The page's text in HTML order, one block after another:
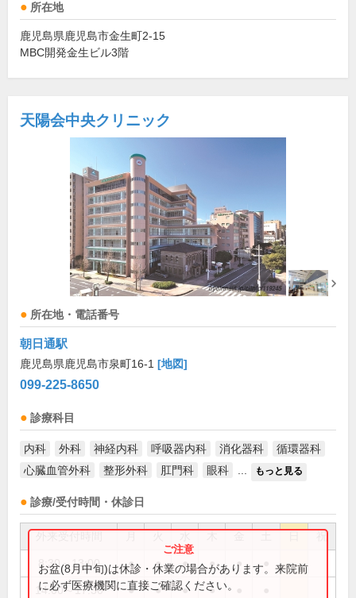
所在地
鹿児島県鹿児島市金生町2-15
MBC開発金生ビル3階
天陽会中央クリニック
所在地・電話番号
朝日通駅
鹿児島県鹿児島市泉町16-1 [地図]
099-225-8650
診療科目
内科 外科 神経内科 呼吸器内科 消化器科
循環器科
心臓血管外科
整形外科 肛門科 眼科 もっと見る
診療/受付時間・休診日
祝
8:30～13:00 ● ● ● ● ●
14:00～17:30 ● ● ● ●
お盆(8月中旬)は休診・休業の場合があります。来院前
に必ず医療機関に直接ご確認ください。